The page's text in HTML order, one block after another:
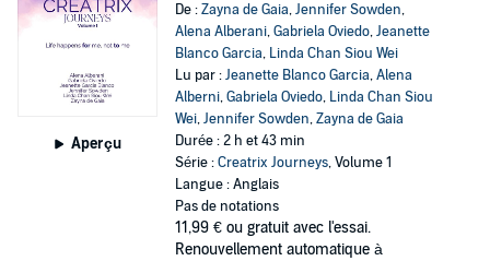
Aperçu
De :Zayna de Gaia,Jennifer Sowden,
Alena Alberani,Gabriela Oviedo,Jeanette
Blanco Garcia, Linda Chan Siou Wei
Lu par :Jeanette Blanco Garcia,Alena
Alberni,Gabriela Oviedo, Linda Chan Siou
Wei,Jennifer Sowden,Zayna de Gaia
Durée : 2 h et 43 min
Série :Creatrix Journeys, Volume 1
Langue : Anglais
Pas de notations
11,99 € ou gratuit avec l'essai.
Renouvellement automatique à